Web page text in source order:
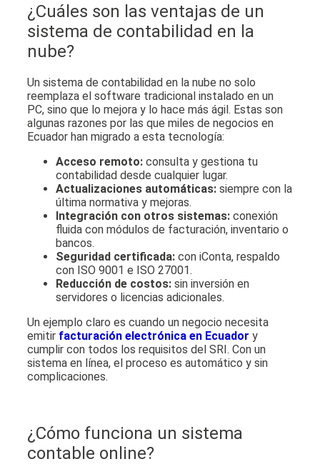
¿Cuáles son las ventajas de un
sistema de contabilidad en la
nube?
Un sistema de contabilidad en la nube no solo
reemplaza el software tradicional instalado en un
PC, sino que lo mejora y lo hace más ágil. Estas son
algunas razones por las que miles de negocios en
Ecuador han migrado a esta tecnología:
Acceso remoto: consulta y gestiona tu
contabilidad desde cualquier lugar.
Actualizaciones automáticas: siempre con la
última normativa y mejoras.
Integración con otros sistemas: conexión
fluida con módulos de facturación, inventario o
bancos.
Seguridad certificada: con iConta, respaldo
con ISO 9001 e ISO 27001.
Reducción de costos: sin inversión en
servidores o licencias adicionales.
Un ejemplo claro es cuando un negocio necesita
emitir facturación electrónica en Ecuador y
cumplir con todos los requisitos del SRI. Con un
sistema en línea, el proceso es automático y sin
complicaciones.
¿Cómo funciona un sistema
contable online?